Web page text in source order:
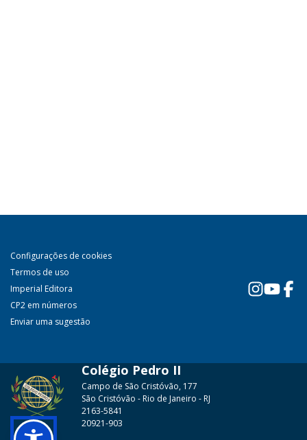
Configurações de cookies
Termos de uso
Imperial Editora
CP2 em números
Enviar uma sugestão
Colégio Pedro II
Campo de São Cristóvão, 177
São Cristóvão - Rio de Janeiro - RJ
2163-5841
20921-903